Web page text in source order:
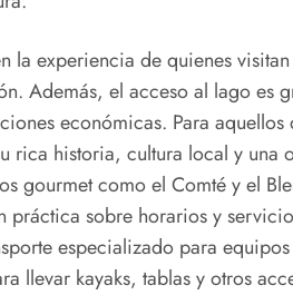
la experiencia de quienes
Además, el acceso al lago es
económicas. Para
rica historia, cultura local y una
gourmet como el Comté y el
práctica sobre horarios y
especializado para
llevar kayaks, tablas y otros